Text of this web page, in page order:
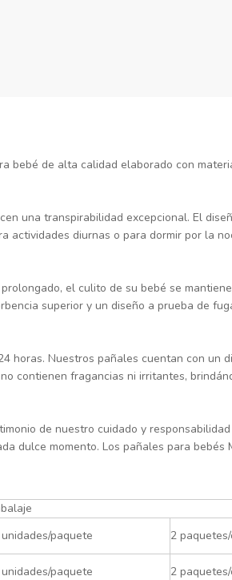
bebé de alta calidad elaborado con
una transpirabilidad excepcional. El
actividades diurnas o para dormir por la
el culito de su bebé se
superior y un diseño a prueba de
horas. Nuestros pañales cuentan con un
contienen fragancias ni irritantes,
de nuestro cuidado y
dulce momento. Los pañales para bebés
paquete 2
paquete 2